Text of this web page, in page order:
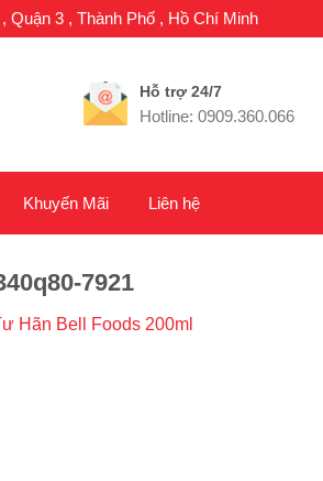
Quận 3 , Thành Phố , Hồ Chí Minh
Hỗ trợ 24/7
Hotline: 0909.360.066
Khuyến Mãi Liên hệ
7921
Hãn Bell Foods 200ml